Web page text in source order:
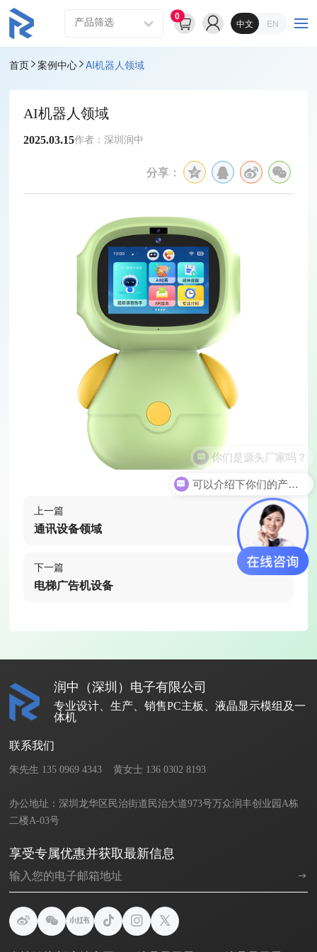
0
中文 EN
首页 案例中心 AI机器人领域
AI机器人领域
2025.03.15作者：深圳润中
分享：
上一篇
通讯设备领域
下一篇
电梯广告机设备
润中（深圳）电子有限公司
专业设计、生产、销售PC主板、液晶显示模组及一
体机
享受专属优惠并获取最新信息
联系我们
朱先生 135 0969 4343    黄女士 136 0302 8193
办公地址：深圳龙华区民治街道民治大道973号万众润丰创业园A栋
二楼A-03号
可以介绍下你们的产品么
你们是源头厂家吗？